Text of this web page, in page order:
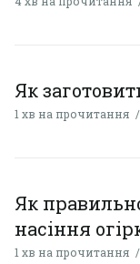
Як
1 хв на прочитання
Як
насіння
1 хв на прочитання